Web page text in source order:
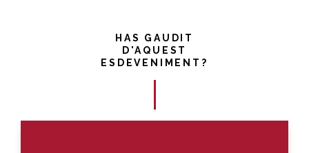
HAS GAUDIT
D'AQUEST
ESDEVENIMENT?